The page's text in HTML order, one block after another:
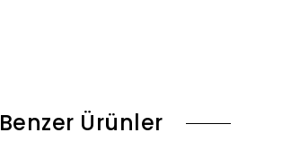
Benzer Ürünler